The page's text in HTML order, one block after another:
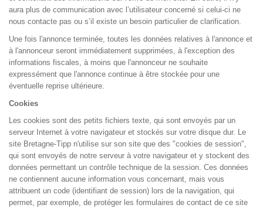
aura plus de communication avec l’utilisateur concerné si celui-ci ne
nous contacte pas ou s’il existe un besoin particulier de clarification.
Une fois l'annonce terminée, toutes les données relatives à l'annonce et
à l'annonceur seront immédiatement supprimées, à l'exception des
informations fiscales, à moins que l'annonceur ne souhaite
expressément que l'annonce continue à être stockée pour une
éventuelle reprise ultérieure.
Cookies
Les cookies sont des petits fichiers texte, qui sont envoyés par un
serveur Internet à votre navigateur et stockés sur votre disque dur. Le
site Bretagne-Tipp n'utilise sur son site que des "cookies de session",
qui sont envoyés de notre serveur à votre navigateur et y stockent des
données permettant un contrôle technique de la session. Ces données
ne contiennent aucune information vous concernant, mais vous
attribuent un code (identifiant de session) lors de la navigation, qui
permet, par exemple, de protéger les formulaires de contact de ce site